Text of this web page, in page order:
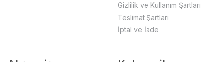
Gizlilik ve Kullanım Şartları
Teslimat Şartları
İptal ve İade